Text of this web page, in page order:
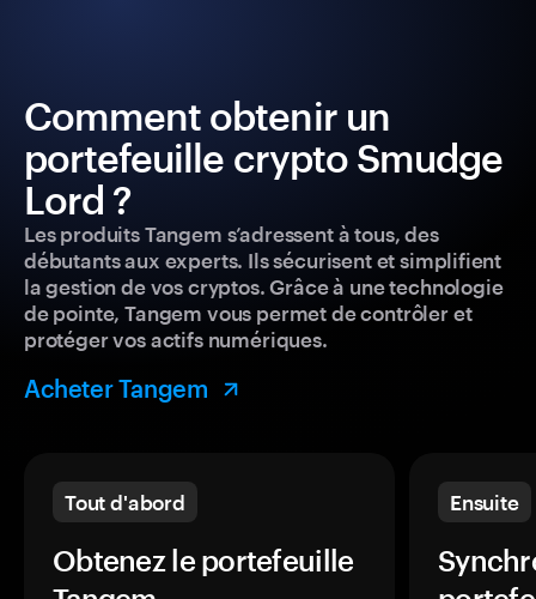
Comment obtenir un
portefeuille crypto Smudge
Lord ?
Les produits Tangem s’adressent à tous, des
débutants aux experts. Ils sécurisent et simplifient
la gestion de vos cryptos. Grâce à une technologie
de pointe, Tangem vous permet de contrôler et
protéger vos actifs numériques.
Acheter Tangem
Tout d'abord
Obtenez le portefeuille
Ensuite